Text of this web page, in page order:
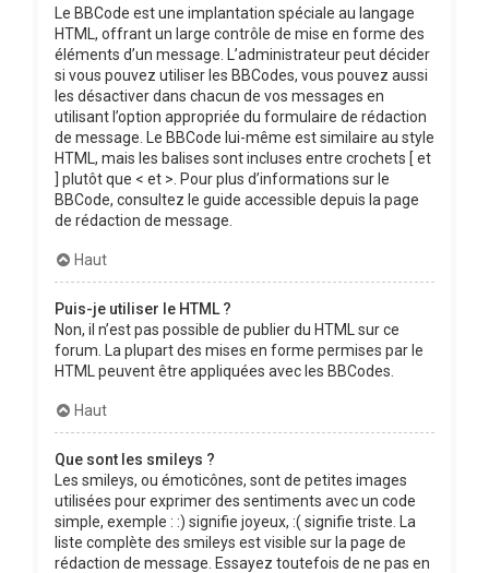
Le BBCode est une implantation spéciale au langage
HTML, offrant un large contrôle de mise en forme des
éléments d’un message. L’administrateur peut décider
si vous pouvez utiliser les BBCodes, vous pouvez aussi
les désactiver dans chacun de vos messages en
utilisant l’option appropriée du formulaire de rédaction
de message. Le BBCode lui-même est similaire au style
HTML, mais les balises sont incluses entre crochets [ et
] plutôt que < et >. Pour plus d’informations sur le
BBCode, consultez le guide accessible depuis la page
de rédaction de message.
Haut
Puis-je utiliser le HTML ?
Non, il n’est pas possible de publier du HTML sur ce
forum. La plupart des mises en forme permises par le
HTML peuvent être appliquées avec les BBCodes.
Haut
Que sont les smileys ?
Les smileys, ou émoticônes, sont de petites images
utilisées pour exprimer des sentiments avec un code
simple, exemple : :) signifie joyeux, :( signifie triste. La
liste complète des smileys est visible sur la page de
rédaction de message. Essayez toutefois de ne pas en